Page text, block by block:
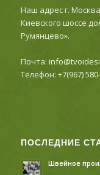
Наш адрес г.
Киевского шоссе
Румянцево».
Почта:
Телефон: +7(967)
ПОСЛЕДНИЕ
Швейное